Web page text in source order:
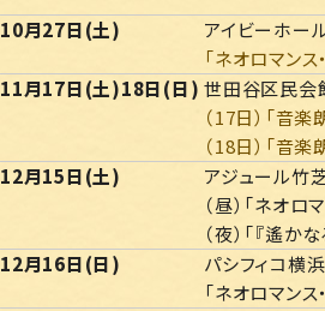
10月27日(土)
アイビーホー
「ネオロマン
11月17日(土)18日(日) 世田谷区民
（17日）「音
（18日）「音
12月15日(土)
アジュール竹
（昼）「ネオ
（夜）「『遙
12月16日(日)
パシフィコ横
「ネオロマン